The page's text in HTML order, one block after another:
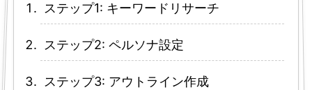
ステップ1: キーワードリサーチ
ステップ2: ペルソナ設定
ステップ3: アウトライン作成